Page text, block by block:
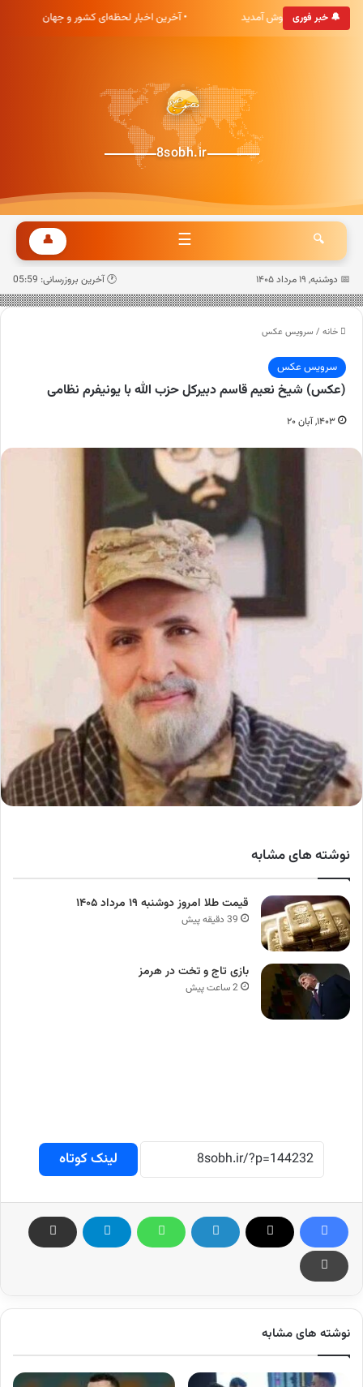
🔔 خبر فوری
خبری هشت صبح خوش آمدید • آخرین اخبار لحظه‌ای کشور و جهان
8sobh.ir
🔍
☰
👤
📅 دوشنبه, ۱۹ مرداد ۱۴۰۵ 🕐 آخرین بروزرسانی: 05:59
خانه / سرویس عکس
سرویس عکس
(عکس) شیخ نعیم قاسم دبیرکل حزب الله با یونیفرم نظامی
۱۴۰۳, آبان ۲۰
نوشته های مشابه
قیمت طلا امروز دوشنبه ۱۹ مرداد ۱۴۰۵
39 دقیقه پیش
بازی تاج و تخت در هرمز
2 ساعت پیش
لینک کوتاه
نوشته های مشابه